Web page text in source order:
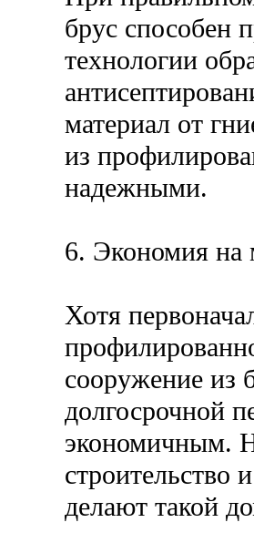
брус способен
технологии
материал от
из
надежными.
6. Экономия на
Хотя
сооружение из
долгосрочной
экономичным.
строительство
делают такой